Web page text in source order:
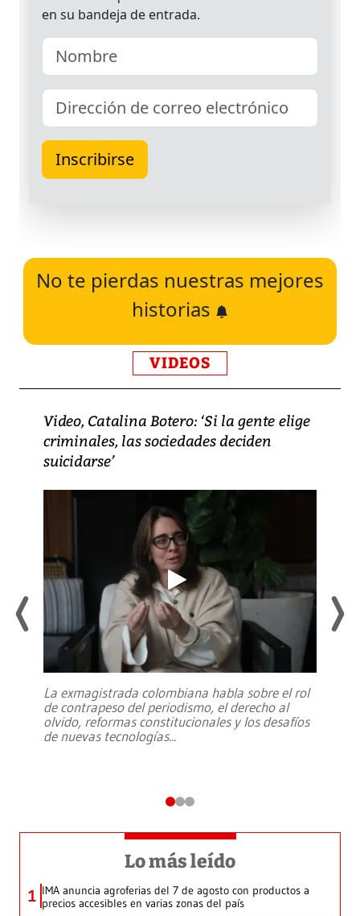
No te pierdas nuestras mejores
historias
VIDEOS
Video, Catalina Botero: ‘Si la gente elige
criminales, las sociedades deciden
suicidarse’
La exmagistrada colombiana habla sobre el rol
de contrapeso del periodismo, el derecho al
olvido, reformas constitucionales y los desafíos
de nuevas tecnologías...
Lo más leído
1 IMA anuncia agroferias del 7 de agosto con productos a
precios accesibles en varias zonas del país